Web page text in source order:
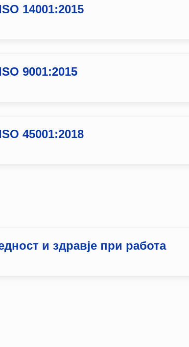
14001:2015
9001:2015
45001:2018
и здравје при работа